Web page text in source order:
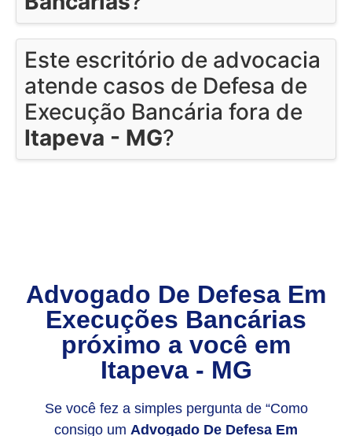
Este escritório de advocacia
atende casos de Defesa de
Execução Bancária fora de
Itapeva - MG?
Advogado De Defesa Em
Execuções Bancárias
próximo a você em
Itapeva - MG
Se você fez a simples pergunta de “Como
consigo um Advogado De Defesa Em